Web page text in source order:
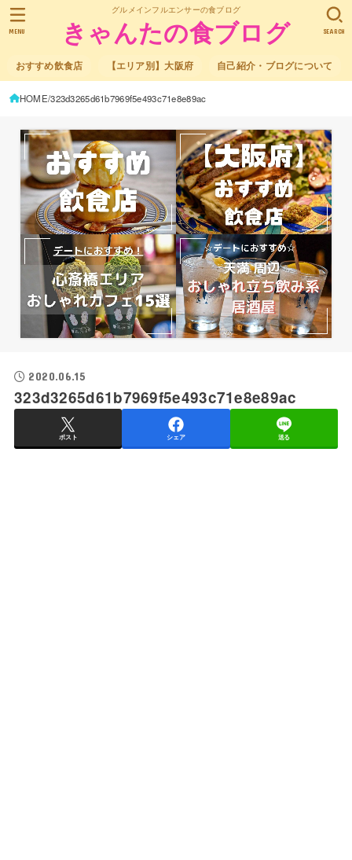
グルメインフルエンサーの食ブログ
きゃんたの食ブログ
おすすめ飲食店 【エリア別】大阪府 自己紹介・ブログについて
SEARCH
MENU
HOME 323d3265d61b7969f5e493c71e8e89ac
2020.06.15
323d3265d61b7969f5e493c71e8e89ac
ポスト シェア 送る